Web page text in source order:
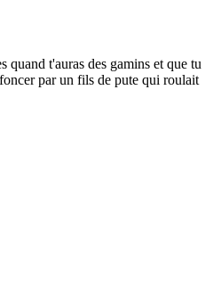
quand t'auras des gamins et que tu
par un fils de pute qui roulait